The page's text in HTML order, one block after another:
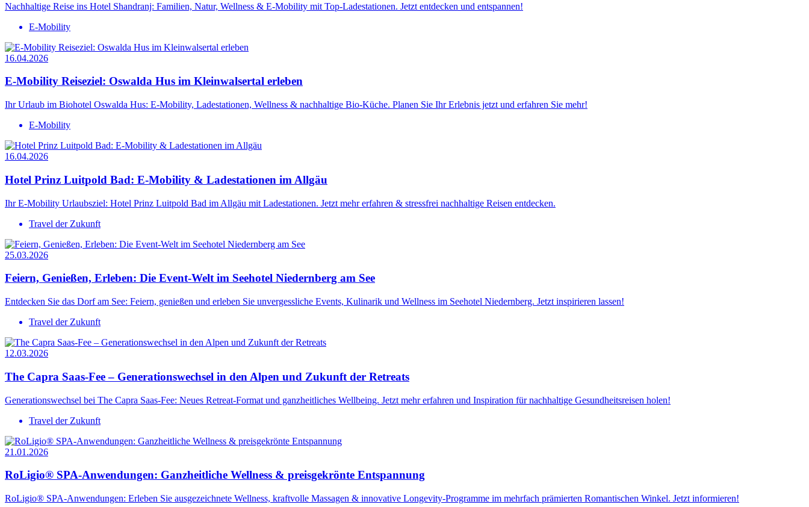
Nachhaltige Reise ins Hotel Shandranj: Familien, Natur, Wellness & E-Mobility mit Top-Ladestationen. Jetzt entdecken und entspannen!
E-Mobility
16.04.2026
E-Mobility Reiseziel: Oswalda Hus im Kleinwalsertal erleben
Ihr Urlaub im Biohotel Oswalda Hus: E-Mobility, Ladestationen, Wellness & nachhaltige Bio-Küche. Planen Sie Ihr Erlebnis jetzt und erfahren Sie mehr!
E-Mobility
16.04.2026
Hotel Prinz Luitpold Bad: E-Mobility & Ladestationen im Allgäu
Ihr E-Mobility Urlaubsziel: Hotel Prinz Luitpold Bad im Allgäu mit Ladestationen. Jetzt mehr erfahren & stressfrei nachhaltige Reisen entdecken.
Travel der Zukunft
25.03.2026
Feiern, Genießen, Erleben: Die Event-Welt im Seehotel Niedernberg am See
Entdecken Sie das Dorf am See: Feiern, genießen und erleben Sie unvergessliche Events, Kulinarik und Wellness im Seehotel Niedernberg. Jetzt inspirieren lassen!
Travel der Zukunft
12.03.2026
The Capra Saas-Fee – Generationswechsel in den Alpen und Zukunft der Retreats
Generationswechsel bei The Capra Saas-Fee: Neues Retreat-Format und ganzheitliches Wellbeing. Jetzt mehr erfahren und Inspiration für nachhaltige Gesundheitsreisen holen!
Travel der Zukunft
21.01.2026
RoLigio® SPA-Anwendungen: Ganzheitliche Wellness & preisgekrönte Entspannung
RoLigio® SPA-Anwendungen: Erleben Sie ausgezeichnete Wellness, kraftvolle Massagen & innovative Longevity-Programme im mehrfach prämierten Romantischen Winkel. Jetzt informieren!